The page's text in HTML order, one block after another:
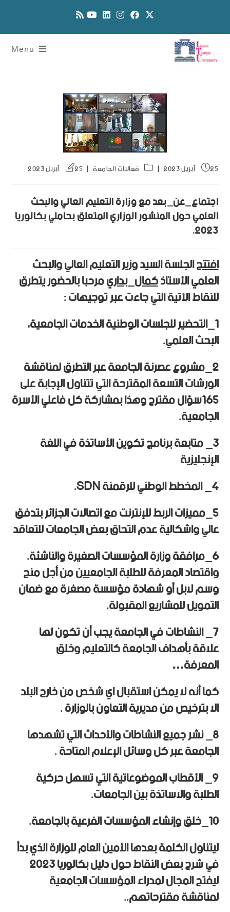
Menu
25 أبريل 2023 فعاليات الجامعة 25 أبريل 2023
اجتماع_عن_بعد مع وزارة التعليم العالي والبحث
العلمي حول المنشور الوزاري المتعلق بحاملي بكالوريا
2023.
افتتحالجلسة السيد وزير التعليم العالي والبحث
العلمي الأستاذكمال_بداريمرحبا بالحضور يتطرق
للنقاط الآتية التي جاءت عبر توجيهات :
1_التحضير للجلسات الوطنية الخدمات الجامعية،
البحث العلمي.
2_مشروع عصرنة الجامعة عبر التطرق لمناقشة
الورشات التسعة المقترحة التي تتناول الإجابة على
165سؤال مقترح وهذا بمشاركة كل فاعلي الأسرة
الجامعية.
3_ متابعة برنامج تكوين الأساتذة في اللغة
الإنجليزية
4_ المخطط الوطني للرقمنة SDN.
5_مميزات الربط للإنترنت مع اتصالات الجزائر بتدفق
عالي واشكالية عدم التحاق بعض الجامعات للتعاقد
6_مرافقة وزارة المؤسسات الصغيرة والناشئة.
واقتصاد المعرفة للطلبة الجامعيين من أجل منح
وسم لابل أو شهادة مؤسسة مصغرة مع ضمان
التمويل للمشاريع المقبولة.
7_ النشاطات في الجامعة يجب أن تكون لها
علاقة بأهداف الجامعة كالتعليم وخلق
المعرفة…
كما أنه لا يمكن استقبال اي شخص من خارج البلد
الا بترخيص من مديرية التعاون بالوزارة .
8_ نشر جميع النشاطات والأحداث التي تشهدها
الجامعة عبر كل وسائل الإعلام المتاحة .
9_ الأقطاب الموضوعاتية التي تسهل حركية
الطلبة والاساتذة بين الجامعات.
10_خلق وإنشاء المؤسسات الفرعية بالجامعة.
ليتناول الكلمة بعدها الأمين العام للوزارة الذي بدأ
في شرح بعض النقاط حول دليل بكالوريا 2023
ليفتح المجال لمدراء المؤسسات الجامعية
لمناقشة مقترحاتهم..